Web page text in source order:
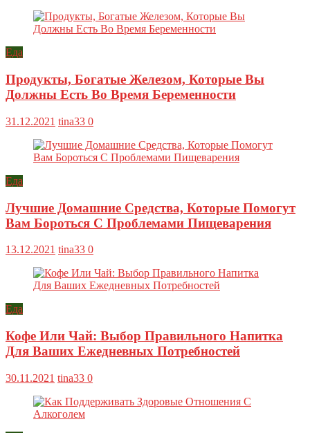
Еда
Продукты, Богатые Железом, Которые Вы
Должны Есть Во Время Беременности
31.12.2021 tina33 0
Еда
Лучшие Домашние Средства, Которые Помогут
Вам Бороться С Проблемами Пищеварения
13.12.2021 tina33 0
Еда
Кофе Или Чай: Выбор Правильного Напитка
Для Ваших Ежедневных Потребностей
30.11.2021 tina33 0